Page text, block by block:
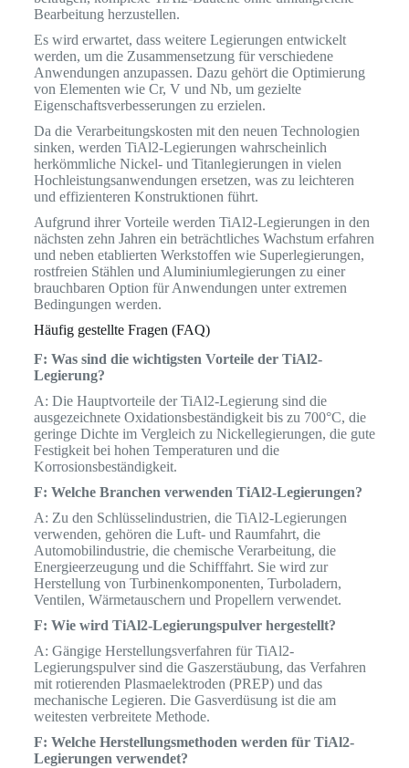
Bearbeitung herzustellen.
Es wird erwartet, dass weitere Legierungen entwickelt
werden, um die Zusammensetzung für verschiedene
Anwendungen anzupassen. Dazu gehört die Optimierung
von Elementen wie Cr, V und Nb, um gezielte
Eigenschaftsverbesserungen zu erzielen.
Da die Verarbeitungskosten mit den neuen Technologien
sinken, werden TiAl2-Legierungen wahrscheinlich
herkömmliche Nickel- und Titanlegierungen in vielen
Hochleistungsanwendungen ersetzen, was zu leichteren
und effizienteren Konstruktionen führt.
Aufgrund ihrer Vorteile werden TiAl2-Legierungen in den
nächsten zehn Jahren ein beträchtliches Wachstum erfahren
und neben etablierten Werkstoffen wie Superlegierungen,
rostfreien Stählen und Aluminiumlegierungen zu einer
brauchbaren Option für Anwendungen unter extremen
Bedingungen werden.
Häufig gestellte Fragen (FAQ)
F: Was sind die wichtigsten Vorteile der TiAl2-
Legierung?
A: Die Hauptvorteile der TiAl2-Legierung sind die
ausgezeichnete Oxidationsbeständigkeit bis zu 700°C, die
geringe Dichte im Vergleich zu Nickellegierungen, die gute
Festigkeit bei hohen Temperaturen und die
Korrosionsbeständigkeit.
F: Welche Branchen verwenden TiAl2-Legierungen?
A: Zu den Schlüsselindustrien, die TiAl2-Legierungen
verwenden, gehören die Luft- und Raumfahrt, die
Automobilindustrie, die chemische Verarbeitung, die
Energieerzeugung und die Schifffahrt. Sie wird zur
Herstellung von Turbinenkomponenten, Turboladern,
Ventilen, Wärmetauschern und Propellern verwendet.
F: Wie wird TiAl2-Legierungspulver hergestellt?
A: Gängige Herstellungsverfahren für TiAl2-
Legierungspulver sind die Gaszerstäubung, das Verfahren
mit rotierenden Plasmaelektroden (PREP) und das
mechanische Legieren. Die Gasverdüsung ist die am
weitesten verbreitete Methode.
F: Welche Herstellungsmethoden werden für TiAl2-
Legierungen verwendet?